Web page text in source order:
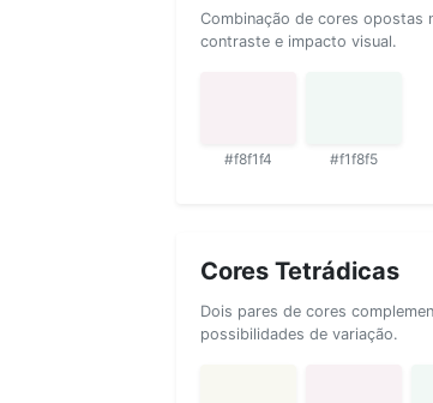
Combinação de cores opostas
contraste e impacto visual.
#f8f1f4 #f1f8f5
Cores Tetrádicas
Dois pares de cores
possibilidades de variação.